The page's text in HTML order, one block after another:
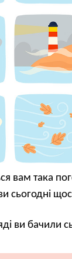
вам така
сьогодні
ви бачили